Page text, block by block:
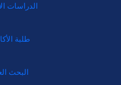
الدراسات
طلبة
البحث